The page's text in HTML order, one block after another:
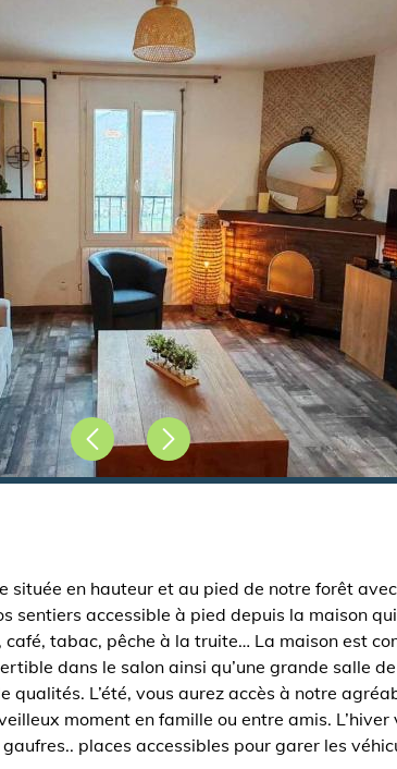
PrécédentSuivant
en hauteur et au pied de notre forêt
sentiers accessible à pied depuis la maison
tabac, pêche à la truite… La maison est
dans le salon ainsi qu’une grande salle
qualités. L’été, vous aurez accès à notre
moment en famille ou entre amis.
places accessibles pour garer les